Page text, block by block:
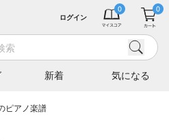
新着 気になる
ログイン
ピアノ楽譜